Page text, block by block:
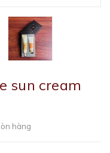
sun cream
hàng